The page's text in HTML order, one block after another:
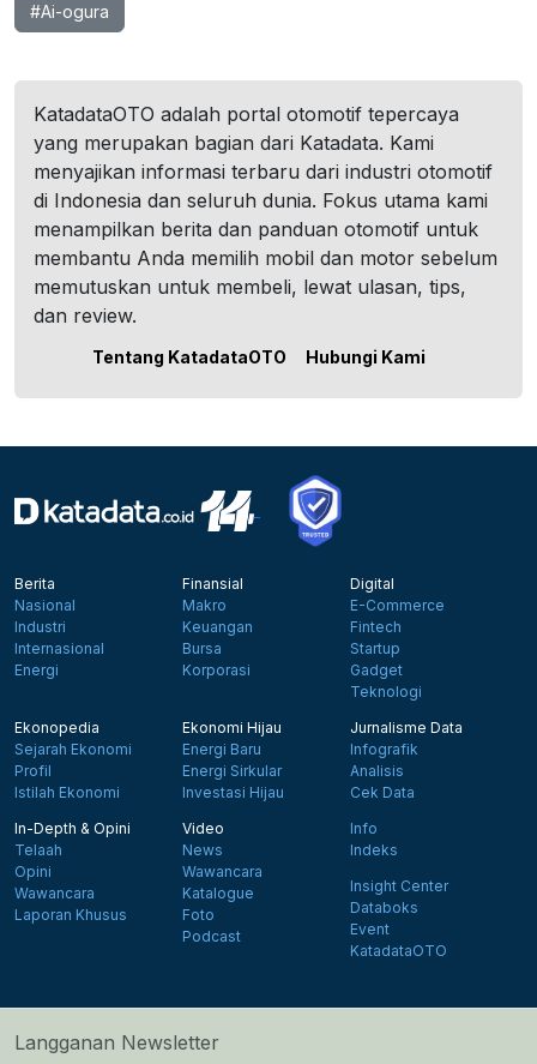
#Ai-ogura
KatadataOTO adalah portal otomotif tepercaya
yang merupakan bagian dari Katadata. Kami
menyajikan informasi terbaru dari industri otomotif
di Indonesia dan seluruh dunia. Fokus utama kami
menampilkan berita dan panduan otomotif untuk
membantu Anda memilih mobil dan motor sebelum
memutuskan untuk membeli, lewat ulasan, tips,
dan review.
Tentang KatadataOTO Hubungi Kami
Berita
Nasional
Industri
Internasional
Energi
Finansial
Makro
Keuangan
Bursa
Korporasi
Digital
E-Commerce
Fintech
Startup
Gadget
Teknologi
Ekonopedia
Sejarah Ekonomi
Profil
Istilah Ekonomi
Ekonomi Hijau
Energi Baru
Energi Sirkular
Investasi Hijau
Jurnalisme Data
Infografik
Analisis
Cek Data
In-Depth & Opini
Telaah
Opini
Wawancara
Laporan Khusus
Video
News
Wawancara
Katalogue
Foto
Podcast
Info
Indeks
Insight Center
Databoks
Event
KatadataOTO
Langganan Newsletter